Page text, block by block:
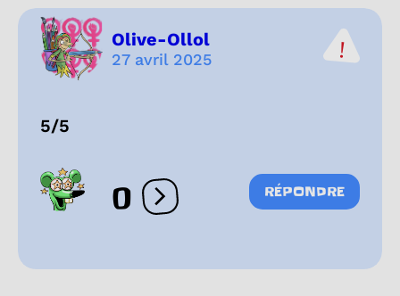
Olive-Ollol
27 avril 2025
5/5
0 Ouvrir les réactions
RÉPONDRE